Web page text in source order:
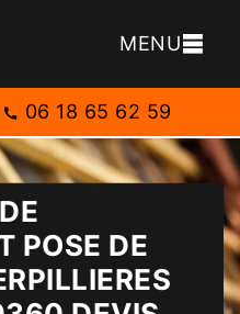
MENU
06 18 65 62 59
POSE DE